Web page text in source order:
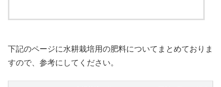
下記のページに水耕栽培用の肥料についてまとめておりま
すので、参考にしてください。